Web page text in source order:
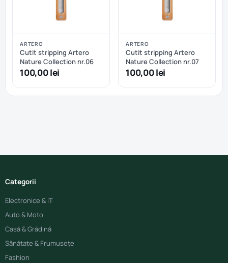
ARTERO
Cutit stripping Artero
Nature Collection nr.06
100,00 lei
ARTERO
Cutit stripping Artero
Nature Collection nr.07
100,00 lei
Categorii
Electronice & IT
Auto & Moto
Casă & Grădină
Sănătate & Frumusețe
Fashion